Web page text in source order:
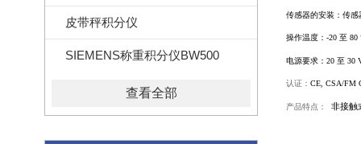
皮带秤积分仪
SIEMENS称重积分仪BW500
查看全部
传感器的安装： 传感
操作温度： -20 至 80
电源要求： 20 至 30
认证： CE, CSA/FM
产品特点： 非接触